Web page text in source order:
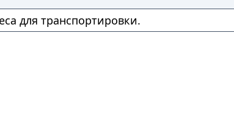
для транспортировки.